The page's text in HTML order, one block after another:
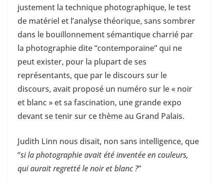
justement la technique photographique, le test
de matériel et l’analyse théorique, sans sombrer
dans le bouillonnement sémantique charrié par
la photographie dite “contemporaine” qui ne
peut exister, pour la plupart de ses
représentants, que par le discours sur le
discours, avait proposé un numéro sur le « noir
et blanc » et sa fascination, une grande expo
devant se tenir sur ce thème au Grand Palais.
Judith Linn nous disait, non sans intelligence, que
“si la photographie avait été inventée en couleurs,
qui aurait regretté le noir et blanc ?”